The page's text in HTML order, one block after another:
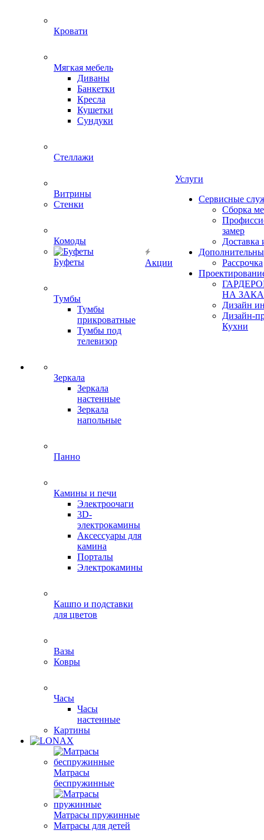
Кровати
Мягкая мебель
Диваны
Банкетки
Кресла
Кушетки
Сундуки
Стеллажи
Витрины
Стенки
Комоды
Буфеты
Тумбы
Тумбы
прикроватные
Тумбы под
телевизор
Зеркала
Зеркала
настенные
Зеркала
напольные
Панно
Камины и печи
Электроочаги
3D-
электрокамины
Аксессуары для
камина
Порталы
Электрокамины
Кашпо и подставки
для цветов
Вазы
Ковры
Часы
Часы
настенные
Картины
Матрасы
беспружинные
Матрасы пружинные
Матрасы для детей
Акции
Услуги
Сервисные
Сборка
замер
Доставка
Рассрочка
НА
Дизайн
Дизайн-
Кухни